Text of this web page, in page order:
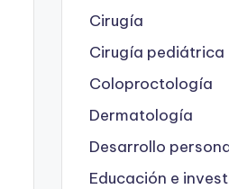
Cirugía
Cirugía pediátrica
Coloproctología
Dermatología
Desarrollo
Educación e